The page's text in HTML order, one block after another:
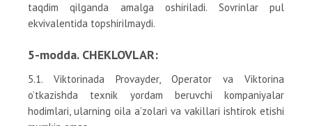
taqdim qilganda amalga oshiriladi. Sovrinlar pul
ekvivalentida topshirilmaydi.
5-modda. CHEKLOVLAR:
5.1. Viktorinada Provayder, Operator va Viktorina
o’tkazishda texnik yordam beruvchi kompaniyalar
hodimlari, ularning oila a’zolari va vakillari ishtirok etishi